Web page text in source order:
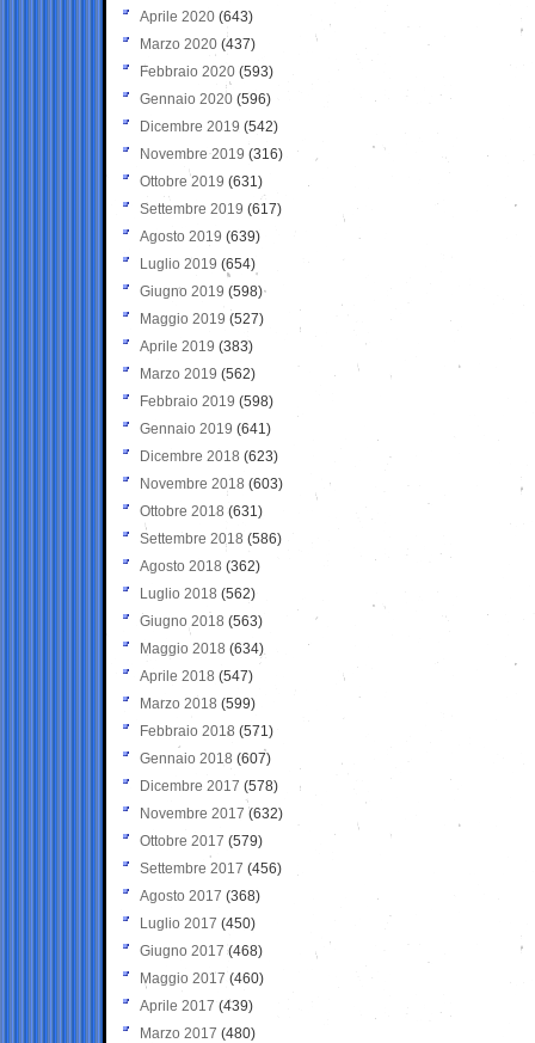
Aprile 2020 (643)
Marzo 2020 (437)
Febbraio 2020 (593)
Gennaio 2020 (596)
Dicembre 2019 (542)
Novembre 2019 (316)
Ottobre 2019 (631)
Settembre 2019 (617)
Agosto 2019 (639)
Luglio 2019 (654)
Giugno 2019 (598)
Maggio 2019 (527)
Aprile 2019 (383)
Marzo 2019 (562)
Febbraio 2019 (598)
Gennaio 2019 (641)
Dicembre 2018 (623)
Novembre 2018 (603)
Ottobre 2018 (631)
Settembre 2018 (586)
Agosto 2018 (362)
Luglio 2018 (562)
Giugno 2018 (563)
Maggio 2018 (634)
Aprile 2018 (547)
Marzo 2018 (599)
Febbraio 2018 (571)
Gennaio 2018 (607)
Dicembre 2017 (578)
Novembre 2017 (632)
Ottobre 2017 (579)
Settembre 2017 (456)
Agosto 2017 (368)
Luglio 2017 (450)
Giugno 2017 (468)
Maggio 2017 (460)
Aprile 2017 (439)
Marzo 2017 (480)